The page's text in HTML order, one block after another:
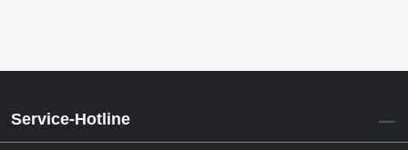
Service-Hotline